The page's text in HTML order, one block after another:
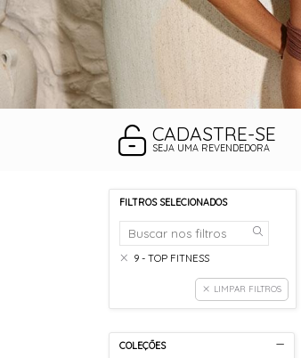
CADASTRE-SE
SEJA UMA REVENDEDORA
FILTROS SELECIONADOS
9 - TOP FITNESS
LIMPAR FILTROS
COLEÇÕES